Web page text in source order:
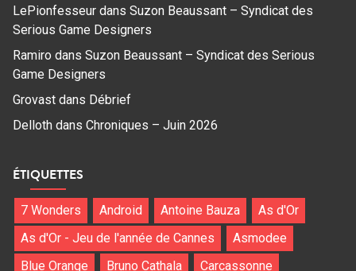
LePionfesseur dans Suzon Beaussant – Syndicat des
Serious Game Designers
Ramiro dans Suzon Beaussant – Syndicat des Serious
Game Designers
Grovast dans Débrief
Delloth dans Chroniques – Juin 2026
ÉTIQUETTES
7 Wonders Android Antoine Bauza
As d'Or
As d'Or - Jeu de l'année de Cannes
Asmodee
Blue Orange
Bruno Cathala Carcassonne